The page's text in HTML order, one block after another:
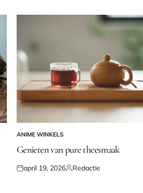
GEPLAATST
IN
ANIME WINKELS
Genieten van pure theesmaak
Geplaatst
april 19, 2026Geplaatst
Redactie